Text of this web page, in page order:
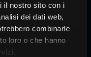
il nostro sito con i
dei dati web,
combinarle
loro o che hanno